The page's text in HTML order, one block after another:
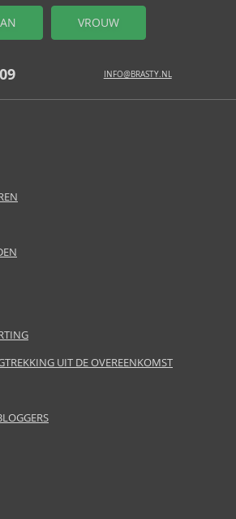
VROUW
INFO@BRASTY.NL
UIT DE OVEREENKOMST